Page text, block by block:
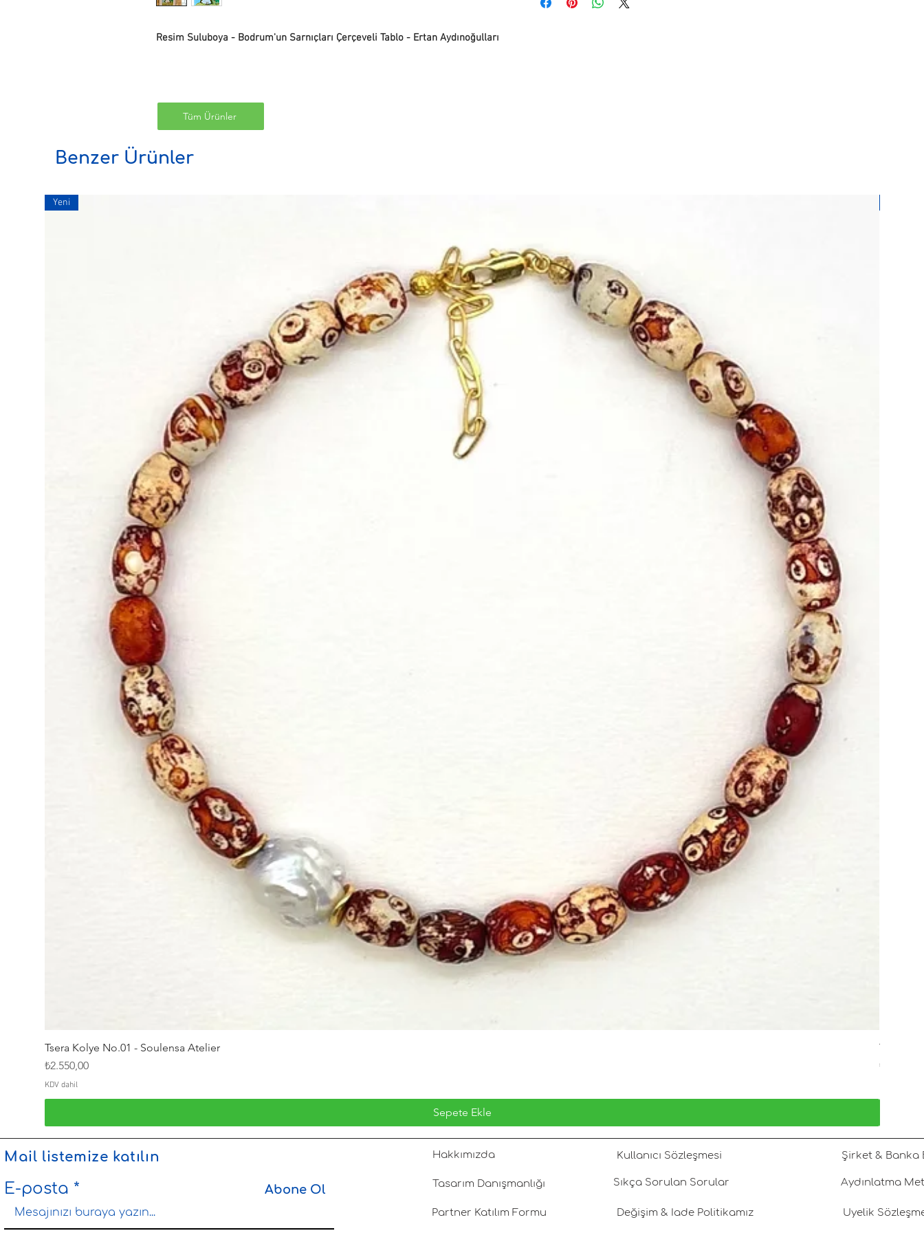
Resim Suluboya - Bodrum'un Sarnıçları Çerçeveli Tablo - Ertan Aydınoğulları
verildiğinde kargo takip kodu siteye kayıtlı olduğunuz e-posta
Tüm Ürünler
Benzer Ürünler
Yeni
Tsera Kolye No.01 - Soulensa Atelier
Fiyat
₺2.550,00
KDV dahil
Sepete Ekle
Tatlı Su
Fiyat
₺1.800,00
Mail listemize katılın
E-posta Abone Ol Tasarım Danışmanlığı
Hakkımızda
Partner Katılım Formu
Kullanıcı Sözleşmesi
Sıkça Sorulan Sorular
Değişim & İade Politikamız
Şirket & Banka
Aydınlatma
Üyelik